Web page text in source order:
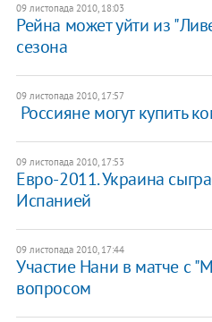
09 листопада 2010, 18:03
Рейна может уйти из
сезона
09 листопада 2010, 17:57
Россияне могут купить
09 листопада 2010, 17:53
Евро-2011. Украина
Испанией
09 листопада 2010, 17:44
Участие Нани в матче с
вопросом